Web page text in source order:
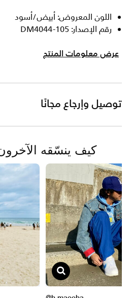
اللون المعروض: أبيض/أسود
رقم الإصدار: DM4044-105
عرض معلومات المنتج
توصيل وإرجاع مجانًا